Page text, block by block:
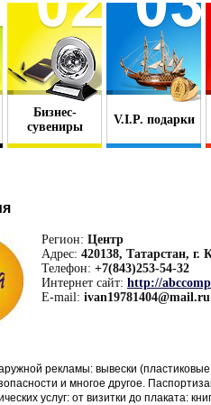
Бизнес-
сувениры
V.I.P. подарки
Регион: Центр
Адрес: 420138, Татарстан, г.
Телефон: +7(843)253-54-32
Интернет сайт: http://
E-mail: ivan19781404@mail.ru
рекламы: вывески
и многое другое.
услуг: от визитки до плаката: